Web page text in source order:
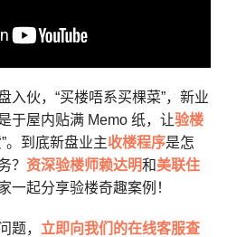
入伙，“买楼唔系买棵菜”，新业
于屋内贴满 Memo 纸，让验楼
。到底新盘业主收楼程序是怎
？ 资深验楼师赖达明和美联住
一起分享验楼奇趣案例！
题， 立即向我们的在线客服查